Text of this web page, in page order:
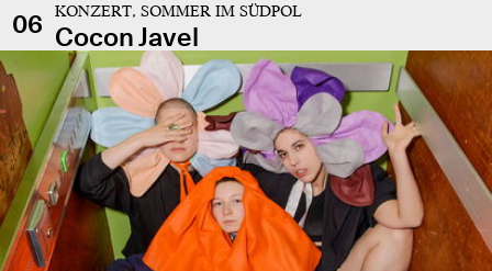
06 KONZERT, SOMMER IM SÜDPOL
Cocon Javel